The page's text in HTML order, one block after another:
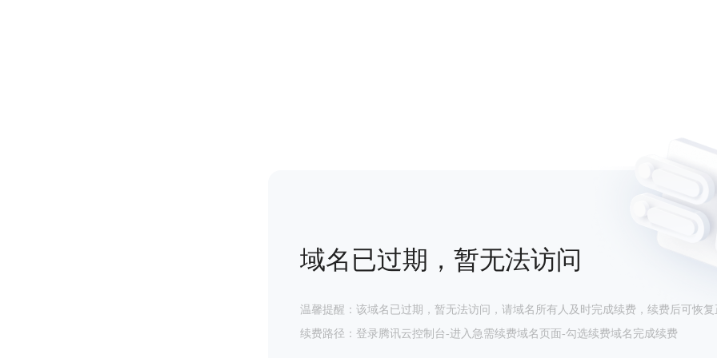
域名已过期，暂无法访问
温馨提醒：该域名已过期，暂无法访问，请域名所有人及时完成续费，续费后可恢复
续费路径：登录腾讯云控制台-进入急需续费域名页面-勾选续费域名完成续费